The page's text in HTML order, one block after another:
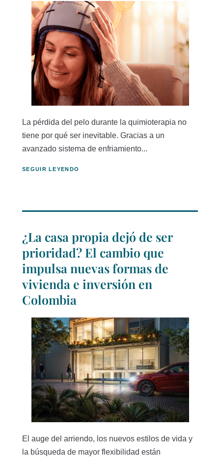
La pérdida del pelo durante la quimioterapia no
tiene por qué ser inevitable. Gracias a un
avanzado sistema de enfriamiento...
SEGUIR LEYENDO
¿La casa propia dejó de ser
prioridad? El cambio que
impulsa nuevas formas de
vivienda e inversión en
Colombia
El auge del arriendo, los nuevos estilos de vida y
la búsqueda de mayor flexibilidad están